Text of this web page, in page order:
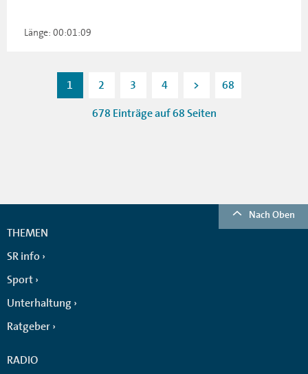
Länge: 00:01:09
1 2 3 4 > 68
678 Einträge auf 68 Seiten
Nach Oben
THEMEN
SR info
Sport
Unterhaltung
Ratgeber
RADIO